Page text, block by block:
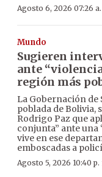
Agosto 6, 2026 07:26
Mundo
Sugieren
ante
región más
La Gobernación de
poblada de Bolivia,
Rodrigo Paz que
conjunta” ante una
vive en ese
emboscadas a
Agosto 5, 2026 10:40 p.